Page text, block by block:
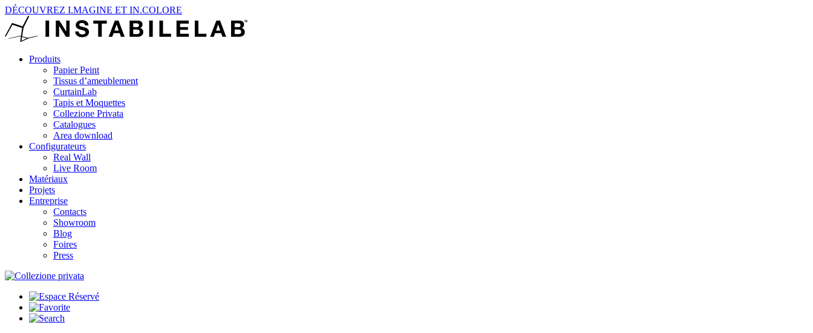
DÉCOUVREZ I.MAGINE ET IN.COLORE
Produits
Papier Peint
Tissus d’ameublement
CurtainLab
Tapis et Moquettes
Collezione Privata
Catalogues
Area download
Configurateurs
Real Wall
Live Room
Matériaux
Projets
Entreprise
Contacts
Showroom
Blog
Foires
Press